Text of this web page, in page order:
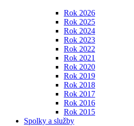
Rok 2026
Rok 2025
Rok 2024
Rok 2023
Rok 2022
Rok 2021
Rok 2020
Rok 2019
Rok 2018
Rok 2017
Rok 2016
Rok 2015
Spolky a služby